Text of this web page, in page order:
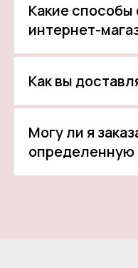
Какие
интернет-
Как вы
Могу ли я
определенную